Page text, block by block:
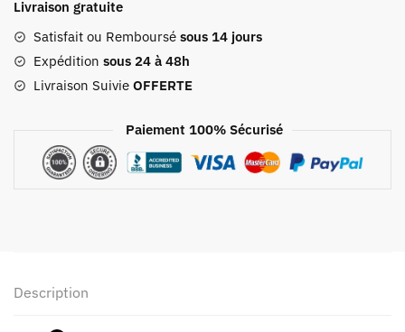
À
Poches
Livraison gratuite
Satisfait ou Remboursé sous 14 jours
Expédition sous 24 à 48h
Livraison Suivie OFFERTE
Paiement 100% Sécurisé
Description